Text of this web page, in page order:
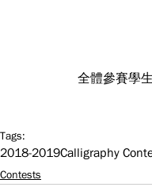
全體參賽學
Tags:
2018-2019Calligraphy
Contests